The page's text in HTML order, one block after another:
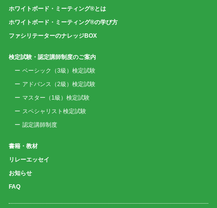
ホワイトボード・ミーティング®とは
ホワイトボード・ミーティング®の学び方
ファシリテーターのナレッジBOX
検定試験・認定講師制度のご案内
ベーシック（3級）検定試験
アドバンス（2級）検定試験
マスター（1級）検定試験
スペシャリスト検定試験
認定講師制度
書籍・教材
リレーエッセイ
お知らせ
FAQ